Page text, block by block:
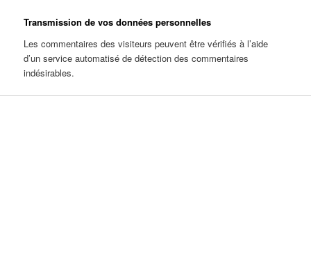
Transmission de vos données personnelles
Les commentaires des visiteurs peuvent être vérifiés à l’aide
d’un service automatisé de détection des commentaires
indésirables.